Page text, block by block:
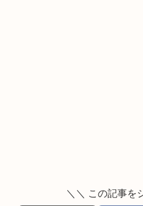
＼＼ この記事を